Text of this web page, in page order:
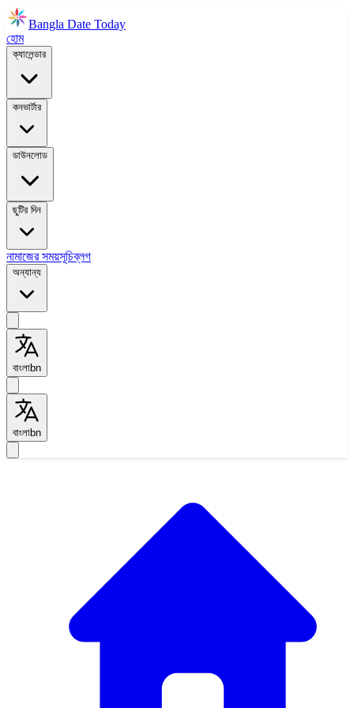
Bangla Date Today
হোম
ক্যালেন্ডার
কনভার্টার
ডাউনলোড
ছুটির দিন
নামাজের সময়সূচিব্লগ
অন্যান্য
বাংলাbn
বাংলাbn